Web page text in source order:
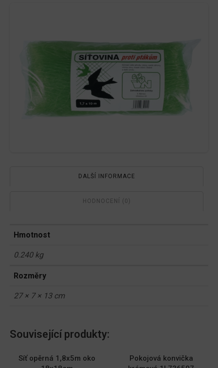
DALŠÍ INFORMACE
HODNOCENÍ (0)
Hmotnost
0.240 kg
Rozměry
27 × 7 × 13 cm
Související produkty:
Síť opěrná 1,8x5m oko
Pokojová konvička